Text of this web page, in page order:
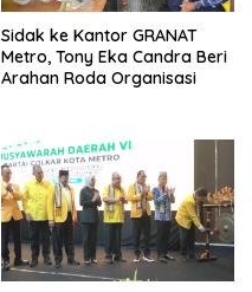
‎Sidak ke Kantor GRANAT
Metro, Tony Eka Candra Beri
Arahan Roda Organisasi